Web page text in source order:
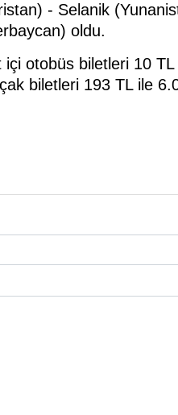
- Selanik
oldu.
içi otobüs biletleri 10
biletleri 193 TL ile